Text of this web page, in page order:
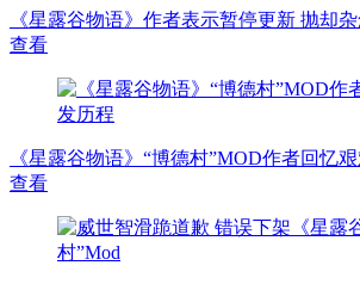
《星露谷物语》作者表示暂停更新 抛却
查看
《星露谷物语》“博德村”MOD作者回忆
查看